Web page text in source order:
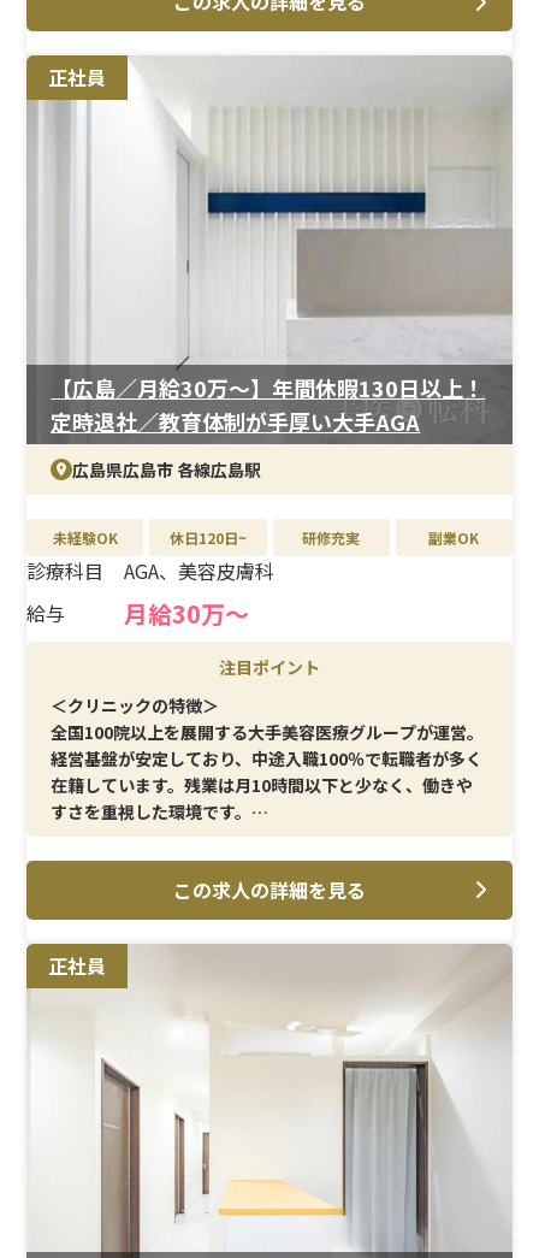
AGA治療や美容皮膚科領域を中心に、採血・点滴・メソ
セラピーなどを担当いただきます。これまでの看護師経験
を活かしながら、美容医療の分野にスムーズにチャレン
ジできる業務内容です。
美容未経験の方でも安心してスタートできるよう、現場
でのOJTを中心とした教育体制を整えています。基礎から
つけることが可能です。
年間休日125日と働きやすさも魅力です。結婚・出産祝い
金（第一子30万円、第二子以降40万円）など福利厚生も
充実。育休取得実績も高く、ライフステージの変化に合
わせて長く働ける環境が整っています。
正社員
【広島／月給30万〜】年間休暇130日以上！
定時退社／教育体制が手厚い大手AGA
広島県広島市 各線広島駅
未経験OK 休日120日~ 研修充実 副業OK
診療科目
AGA、美容皮膚科
給与
月給30万〜
注目ポイント
＜クリニックの特徴＞
全国100院以上を展開する大手美容医療グループが運営。
経営基盤が安定しており、中途入職100％で転職者が多く
在籍しています。残業は月10時間以下と少なく、働きや
すさを重視した環境です。
＜メイン施術＞
AGA治療・美容皮膚科を中心に、採血・点滴・メソセラ
ピーなど、看護師としての基礎スキルを活かせる業務が中
心です。
＜研修制度＞
美容未経験でも安心できるよう、現場での丁寧なOJT体
制を整備。業務を段階的に覚えられるため、不安なくス
タートできます。
＜待遇＞
月給33万円以上、年間休日125日。結婚・出産祝金は第一
子30万円、第二子40万円を支給。育休取得率は女性
100％、男性33％と、ライフイベント後も安定して働ける
この求人の詳細を見る
正社員